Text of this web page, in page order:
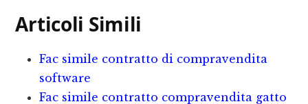
c
e
b
o
it
te
r
n
te
r
ai
l
iv
Articoli Simili
Fac simile contratto di compravendita
software
Fac simile contratto compravendita gatto